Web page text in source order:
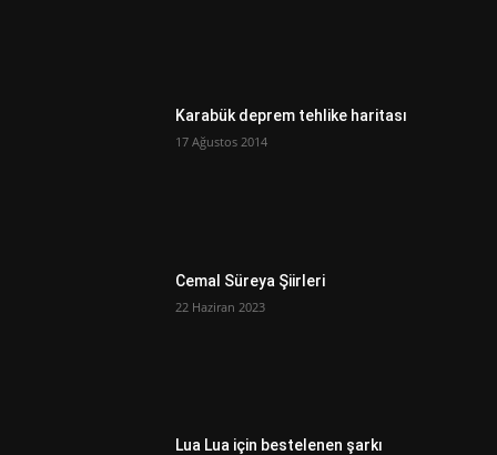
Karabük deprem tehlike haritası
17 Ağustos 2014
Cemal Süreya Şiirleri
22 Haziran 2023
Lua Lua için bestelenen şarkı